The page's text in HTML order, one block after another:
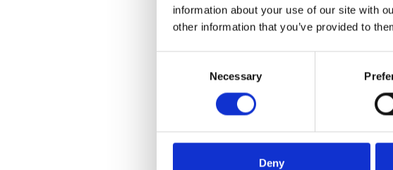
information about your use of our site with
other information that you’ve provided to
Necessary
Deny
Pensate che negli
incontrarsi ogni
Ad oggi VOHC è
nominati dal
supervisiona le